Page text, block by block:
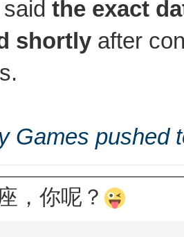
the exact
shortly after
Games pushed
，你呢？